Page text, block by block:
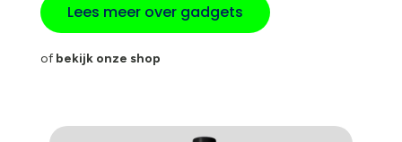
Lees meer over gadgets
ofbekijk onze shop